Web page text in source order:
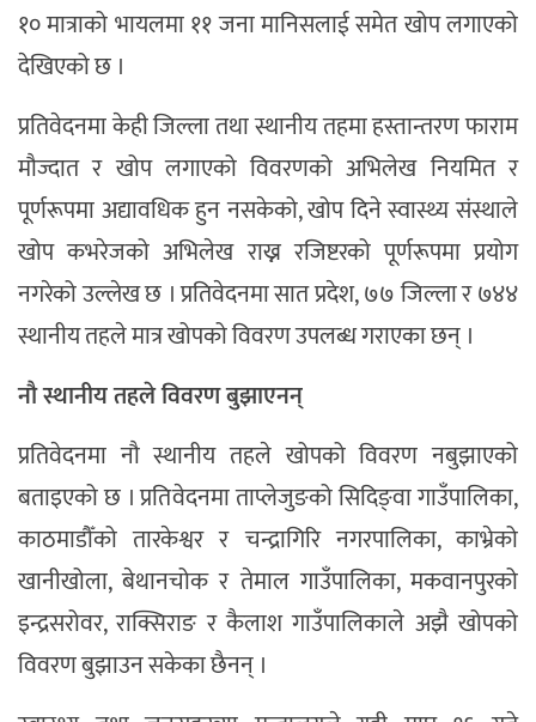
१० मात्राको भायलमा ११ जना मानिसलाई समेत खोप लगाएको
देखिएको छ ।
प्रतिवेदनमा केही जिल्ला तथा स्थानीय तहमा हस्तान्तरण फाराम
मौज्दात र खोप लगाएको विवरणको अभिलेख नियमित र
पूर्णरूपमा अद्यावधिक हुन नसकेको, खोप दिने स्वास्थ्य संस्थाले
खोप कभरेजको अभिलेख राख्न रजिष्टरको पूर्णरूपमा प्रयोग
नगरेको उल्लेख छ । प्रतिवेदनमा सात प्रदेश, ७७ जिल्ला र ७४४
स्थानीय तहले मात्र खोपको विवरण उपलब्ध गराएका छन् ।
नौ स्थानीय तहले विवरण बुझाएनन्
प्रतिवेदनमा नौ स्थानीय तहले खोपको विवरण नबुझाएको
बताइएको छ । प्रतिवेदनमा ताप्लेजुङको सिदिङ्वा गाउँपालिका,
काठमाडौँको तारकेश्वर र चन्द्रागिरि नगरपालिका, काभ्रेको
खानीखोला, बेथानचोक र तेमाल गाउँपालिका, मकवानपुरको
इन्द्रसरोवर, राक्सिराङ र कैलाश गाउँपालिकाले अझै खोपको
विवरण बुझाउन सकेका छैनन् ।